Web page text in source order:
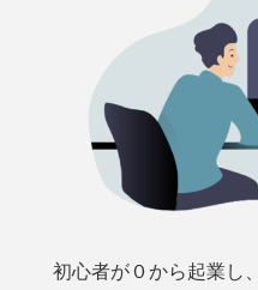
初心者が０から起業し